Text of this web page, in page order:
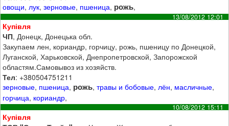
овощи, лук,зерновые, пшеница, рожь,
13/08/2012 12:01
Купівля
ЧП, Донецк, Донецька обл.
Закупаем лен, кориандр, горчицу, рожь, пшеницу по Донецкой,
Луганской, Харьковской, Днепропетровской, Запорожской
областям.Самовывоз из хозяйств.
Тел: +380504751211
зерновые, пшеница, рожь,травы и бобовые,лён, масличные,
горчица, кориандр,
10/08/2012 15:11
Купівля